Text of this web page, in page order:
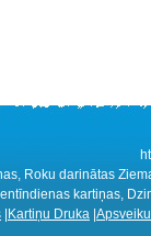
Roku darinātas
kartiņas,
|Kartiņu Druka |